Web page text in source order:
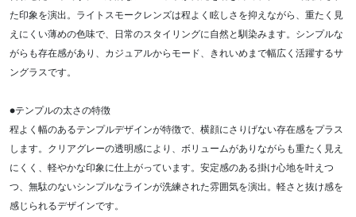
た印象を演出。ライトスモークレンズは程よく眩しさを抑えながら、重たく見
えにくい薄めの色味で、日常のスタイリングに自然と馴染みます。シンプルな
がらも存在感があり、カジュアルからモード、きれいめまで幅広く活躍するサ
ングラスです。
●テンプルの太さの特徴
程よく幅のあるテンプルデザインが特徴で、横顔にさりげない存在感をプラス
します。クリアグレーの透明感により、ボリュームがありながらも重たく見え
にくく、軽やかな印象に仕上がっています。安定感のある掛け心地を叶えつ
つ、無駄のないシンプルなラインが洗練された雰囲気を演出。軽さと抜け感を
感じられるデザインです。